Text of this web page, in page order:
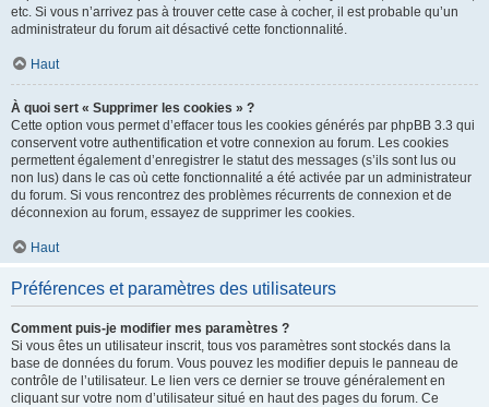
etc. Si vous n’arrivez pas à trouver cette case à cocher, il est probable qu’un
administrateur du forum ait désactivé cette fonctionnalité.
Haut
À quoi sert « Supprimer les cookies » ?
Cette option vous permet d’effacer tous les cookies générés par phpBB 3.3 qui
conservent votre authentification et votre connexion au forum. Les cookies
permettent également d’enregistrer le statut des messages (s’ils sont lus ou
non lus) dans le cas où cette fonctionnalité a été activée par un administrateur
du forum. Si vous rencontrez des problèmes récurrents de connexion et de
déconnexion au forum, essayez de supprimer les cookies.
Haut
Préférences et paramètres des utilisateurs
Comment puis-je modifier mes paramètres ?
Si vous êtes un utilisateur inscrit, tous vos paramètres sont stockés dans la
base de données du forum. Vous pouvez les modifier depuis le panneau de
contrôle de l’utilisateur. Le lien vers ce dernier se trouve généralement en
cliquant sur votre nom d’utilisateur situé en haut des pages du forum. Ce